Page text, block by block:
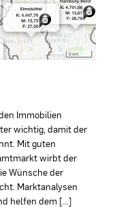
Immobilien
wichtig, damit der
Mit guten
wirbt der
Wünsche der
Marktanalysen
helfen dem […]